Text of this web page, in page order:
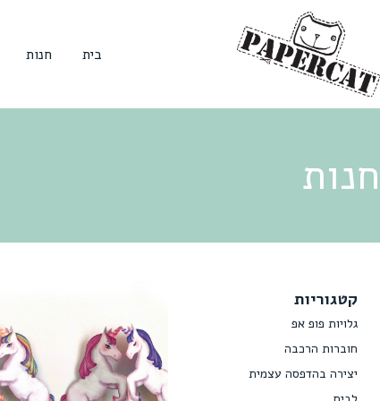
בית חנות
חנות
קטגוריות
גלויות פופ אפ
חוברות הרכבה
יצירה בהדפסה עצמית